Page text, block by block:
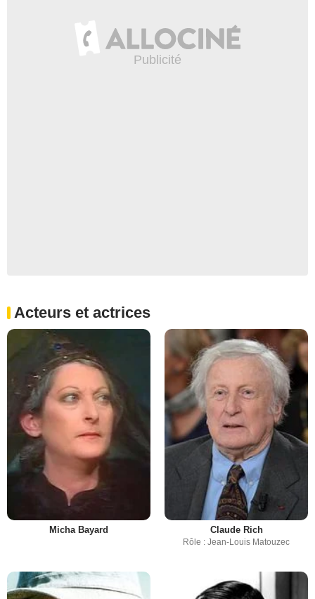
Acteurs et actrices
Micha Bayard Claude Rich
Rôle : Jean-Louis Matouzec